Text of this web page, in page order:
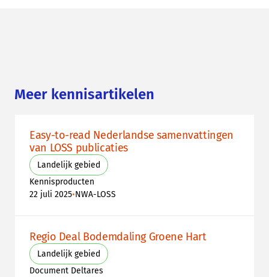
Meer kennisartikelen
Easy-to-read Nederlandse samenvattingen
van LOSS publicaties
Landelijk gebied
Kennisproducten
22 juli 2025•NWA-LOSS
Regio Deal Bodemdaling Groene Hart
Landelijk gebied
Document Deltares